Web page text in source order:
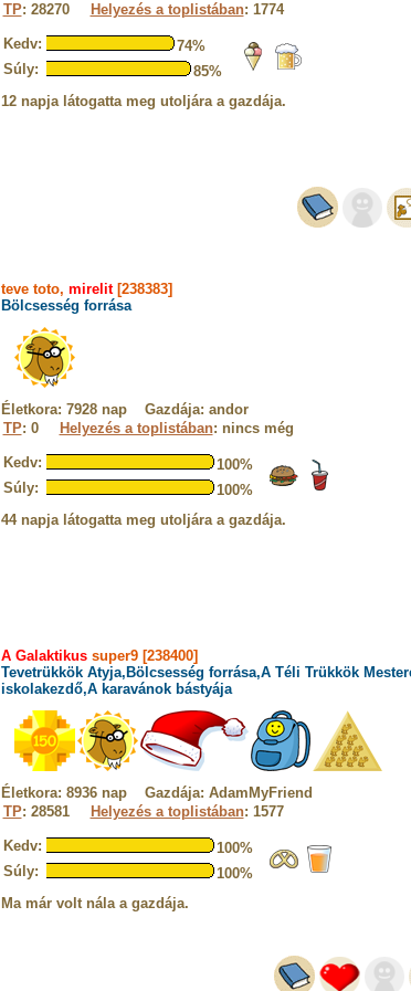
TP: 28270 Helyezés a toplistában: 1774
Kedv:
74%
Súly:
85%
12 napja látogatta meg utoljára a gazdája.
teve toto, mirelit[238383]
Bölcsesség forrása
Életkora: 7928 nap Gazdája: andor
TP: 0 Helyezés a toplistában: nincs még
Kedv:
100%
Súly:
100%
44 napja látogatta meg utoljára a gazdája.
A Galaktikussuper9 [238400]
Tevetrükkök Atyja,Bölcsesség forrása,A Téli Trükkök
iskolakezdő,A karavánok bástyája
Életkora: 8936 nap Gazdája: AdamMyFriend
TP: 28581 Helyezés a toplistában: 1577
Kedv:
100%
Súly:
100%
Ma már volt nála a gazdája.